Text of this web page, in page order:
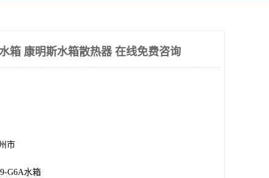
箱 康明斯水箱散热器 在线免费咨询
市
G6A水箱